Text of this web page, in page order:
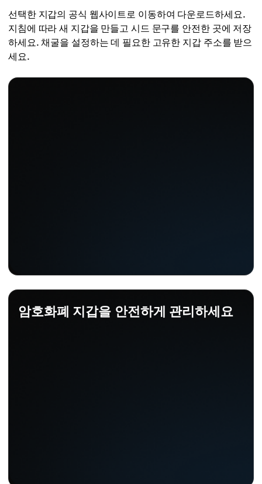
선택한 지갑의 공식 웹사이트로 이동하여 다운로드하세요.
지침에 따라 새 지갑을 만들고 시드 문구를 안전한 곳에 저장
하세요. 채굴을 설정하는 데 필요한 고유한 지갑 주소를 받으
세요.
암호화폐 지갑을 안전하게 관리하세요